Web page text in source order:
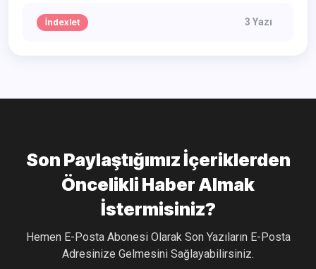
İndexlet 3 Yazı
Son Paylaştığımız İçeriklerden
Öncelikli Haber Almak
İstermisiniz?
Hemen E-Posta Abonesi Olarak Son Yazıların E-Posta
Adresinize Gelmesini Sağlayabilirsiniz.